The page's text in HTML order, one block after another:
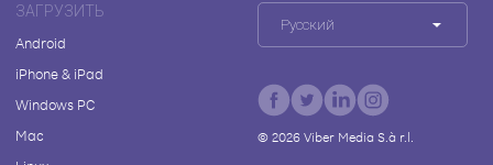
ЗАГРУЗИТЬ
Android
iPhone & iPad
Windows PC
Mac
Русский
© 2026Viber Media S.à r.l.